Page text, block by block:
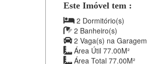
Este Imóvel tem :
2 Dormitório(s)
2 Banheiro(s)
2 Vaga(s) na Garagem
Área Útil 77.00M²
Área Total 77.00M²